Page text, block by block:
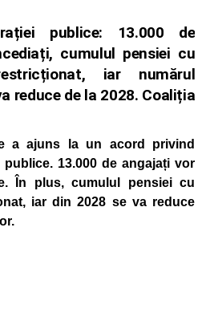
publice: 13.000 de
cumulul pensiei cu
iar numărul
reduce de la 2028. Coaliția
a ajuns la un acord privind
13.000 de angajați vor
În plus, cumulul pensiei cu
iar din 2028 se va reduce